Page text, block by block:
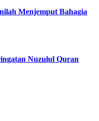
Menjemput Bahagia
Nuzulul Quran